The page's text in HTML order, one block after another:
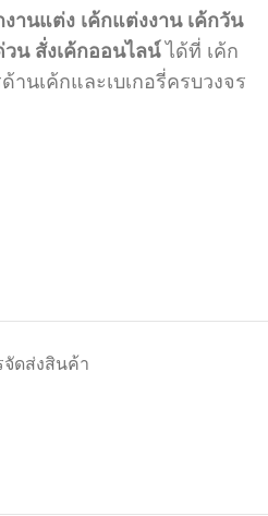
งานแต่ง เค้กแต่งงาน เค้กวัน
วน สั่งเค้กออนไลน์ได้ที่ เค้ก
านเค้กและเบเกอรี่ครบวงจร
จัดส่งสินค้า